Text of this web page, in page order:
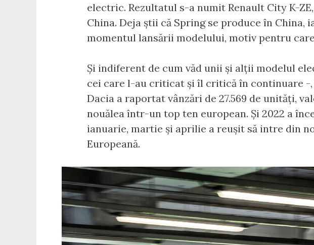
electric. Rezultatul s-a numit Renault City K-
China. Deja știi că Spring se produce în
momentul lansării modelului, motiv pentru
Și indiferent de cum văd unii și alții modelul
cei care l-au criticat și îl critică în continuare -,
Dacia a raportat vânzări de 27.569 de unități,
nouălea într-un top ten european. Și 2022 a
ianuarie, martie și aprilie a reușit să intre din
Europeană.